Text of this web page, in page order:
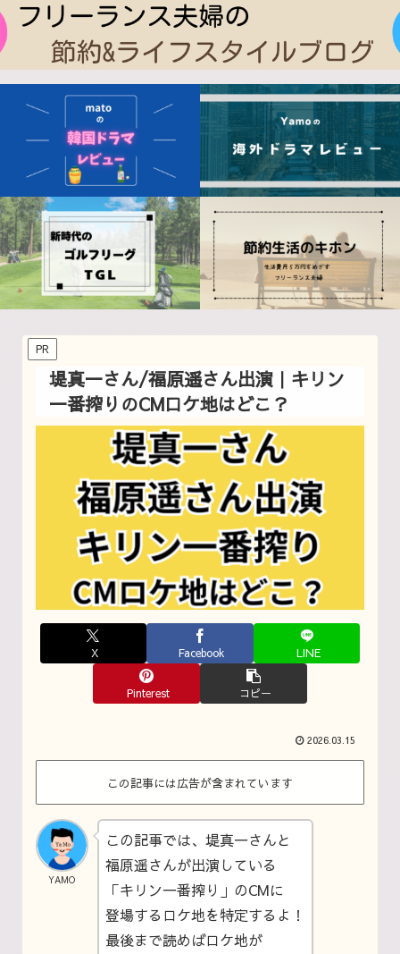
PR
堤真一さん/福原遥さん出演｜キリン
一番搾りのCMロケ地はどこ？
X Facebook LINE
Pinterest コピー
2026.03.15
この記事には広告が含まれています
YAMO
この記事では、堤真一さんと
福原遥さんが出演している
「キリン一番搾り」のCMに
登場するロケ地を特定するよ！
最後まで読めばロケ地が